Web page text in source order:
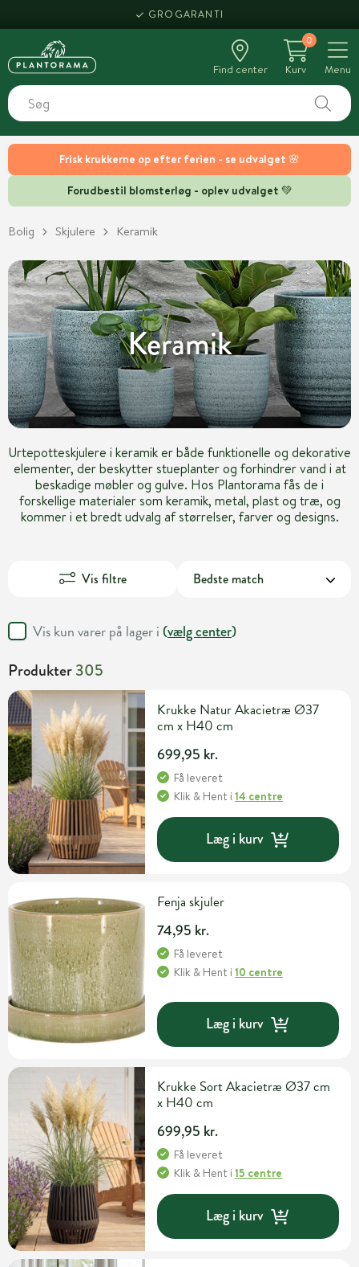
Frisk krukkerne op efter ferien - se udvalget 🌸
Forudbestil blomsterløg - oplev udvalget 💚
HENT SAMME DAG
Find center
0
Kurv
Menu
Bolig Skjulere Keramik
Keramik
Urtepotteskjulere i keramik er både funktionelle og dekorative
elementer, der beskytter stueplanter og forhindrer vand i at
beskadige møbler og gulve. Hos Plantorama fås de i
forskellige materialer som keramik, metal, plast og træ, og
kommer i et bredt udvalg af størrelser, farver og designs.
Vis filtre
Vis kun varer på lager i (vælg center)
Produkter305
Krukke Natur Akacietræ Ø37
cm x H40 cm
699,95 kr.
Få leveret
Klik & Hent i14 centre
Læg i kurv
Fenja skjuler
74,95 kr.
Få leveret
Klik & Hent i10 centre
Læg i kurv
Krukke Sort Akacietræ Ø37 cm
x H40 cm
699,95 kr.
Få leveret
Klik & Hent i15 centre
Læg i kurv